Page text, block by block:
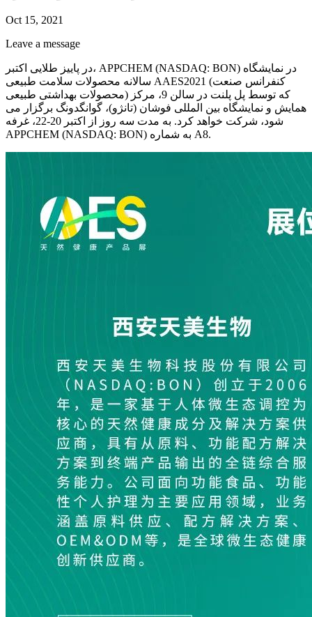
Oct 15, 2021
Leave a message
در پاییز طلایی اکتبر، APPCHEM (NASDAQ: BON) در نمایشگاه
سالانه محصولات سلامت طبیعی AAES2021 (کنفرانس صنعت
محصولات بهداشتی طبیعی) که توسط پل پلنت در سالن 9، مرکز
همایش و نمایشگاه بین المللی فوشان (تانژو)، گوانگدونگ برگزار می
شود، شرکت خواهد کرد. به مدت سه روز از اکتبر 20-22، غرفه
APPCHEM (NASDAQ: BON) به شماره A8.